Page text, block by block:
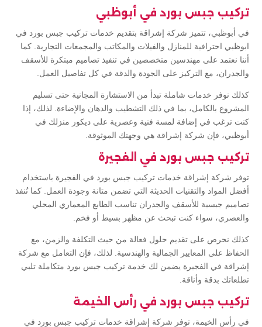
تركيب جبس بورد في أبوظبي
في أبوظبي، تتميز شركة إشراقة بتقديم خدمات تركيب جبس بورد في
ابوظبي احترافية للمنازل والفيلات والمكاتب والمجمعات التجارية. كما
أننا نعتمد على مهندسين متخصصين في تنفيذ تصاميم مبتكرة للأسقف
والجدران، مع التركيز على الجودة والدقة في كل تفاصيل العمل.
كذلك نوفر خدمات شاملة تبدأ من الاستشارة المجانية حتى تسليم
المشروع بالكامل، بما في ذلك التشطيب والدهان والإضاءة. لذلك، إذا
كنت ترغب في إضافة لمسة فنية وعصرية على ديكور منزلك في
أبوظبي، فإن شركة إشراقة هي وجهتك الموثوقة.
تركيب جبس بورد في الفجيرة
توفر شركة إشراقة خدمات تركيب جبس بورد في الفجيرة باستخدام
أفضل المواد والتقنيات الحديثة التي تضمن متانة وجودة العمل. كما نُنفذ
تصاميم جبسية للأسقف والجدران تناسب الطابع المعماري المحلي
والعصري، سواء كنت تبحث عن مظهر بسيط أو فخم.
كذلك نحرص على تقديم حلول فعالة من حيث التكلفة والزمن، مع
الحفاظ على المعايير الجمالية والهندسية. لذلك، فإن التعامل مع شركة
إشراقة في الفجيرة يضمن لك خدمة تركيب جبس بورد متكاملة تلبي
تطلعاتك بدقة وأناقة.
تركيب جبس بورد في رأس الخيمة
في رأس الخيمة، توفر شركة إشراقة خدمات تركيب جبس بورد في